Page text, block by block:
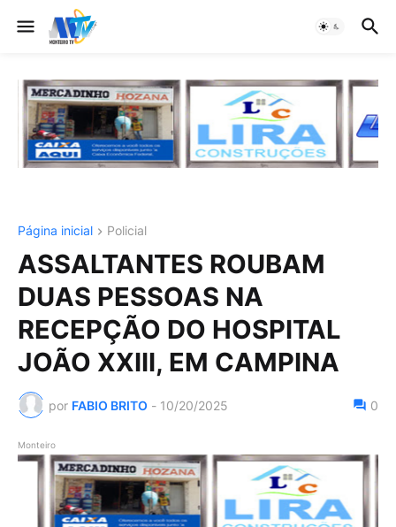
Página inicial Policial
ASSALTANTES ROUBAM
DUAS PESSOAS NA
RECEPÇÃO DO HOSPITAL
JOÃO XXIII, EM CAMPINA
por FABIO BRITO - 10/20/2025 0
Monteiro